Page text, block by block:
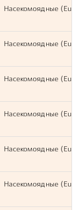
Насекомоядные
Насекомоядные
Насекомоядные
Насекомоядные
Насекомоядные
Насекомоядные